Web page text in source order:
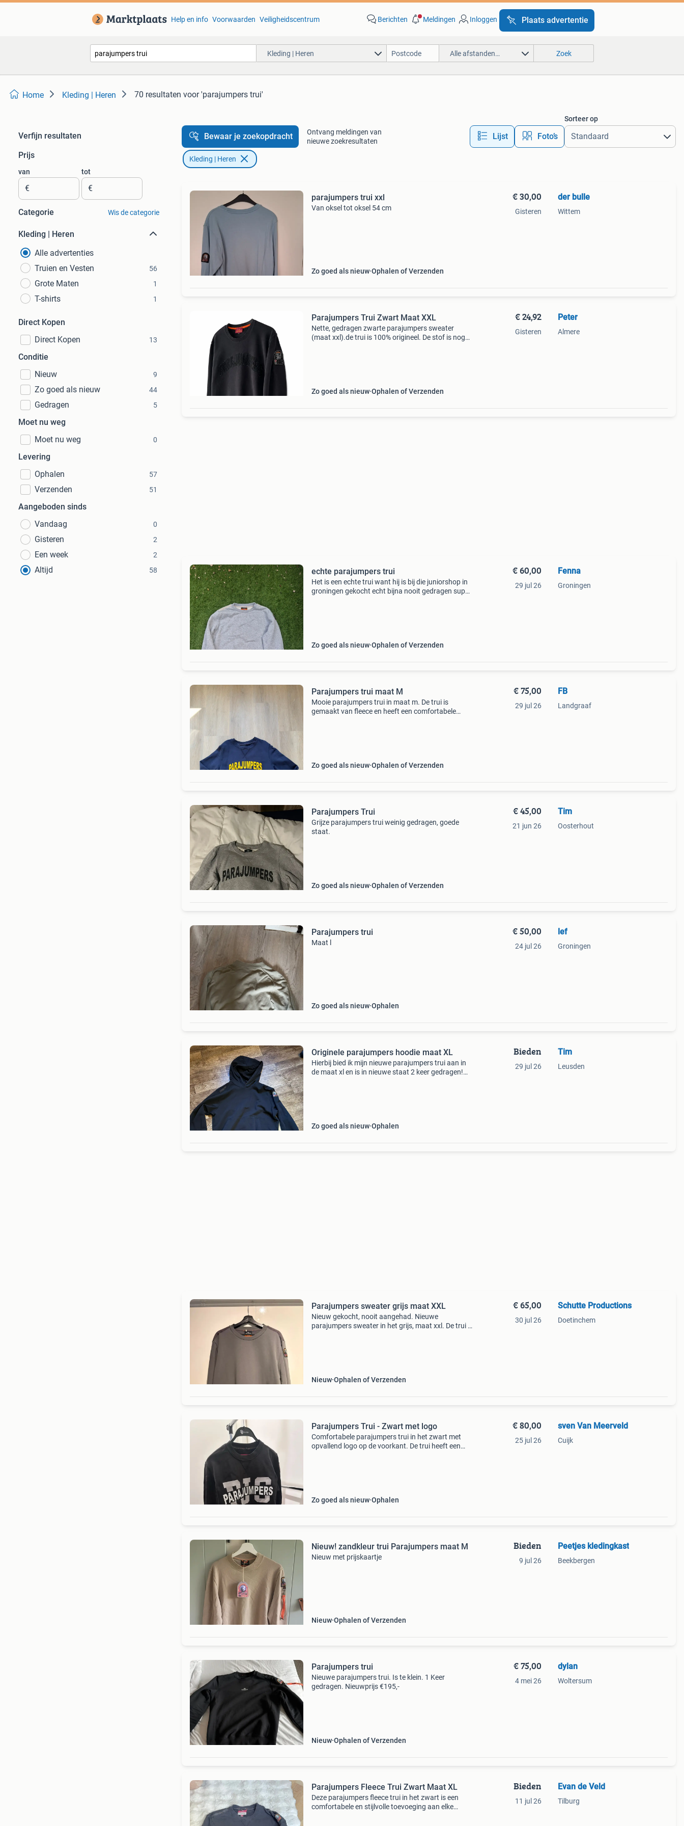
Help en info Voorwaarden Veiligheidscentrum Berichten Meldingen Inloggen Plaats advertentie
Kleding | Heren Alle afstanden… Zoek
Home Kleding | Heren 70 resultaten voor 'parajumpers trui'
Verfijn resultaten
Prijs
van
€
tot
€
Categorie Wis de categorie
Kleding | Heren
Alle advertenties
Truien en Vesten
56
Grote Maten 1
T-shirts 1
Direct Kopen
Direct Kopen
13
Conditie
Nieuw
9
Zo goed als nieuw 44
Gedragen 5
Moet nu weg
Moet nu weg
0
Levering
Ophalen
57
Verzenden 51
Aangeboden sinds
Vandaag
0
Gisteren 2
Een week 2
Altijd 58
Bewaar je zoekopdracht
Ontvang meldingen van
nieuwe zoekresultaten
Lijst Foto’s
Sorteer op
Kleding | Heren
parajumpers trui xxl
Van oksel tot oksel 54 cm
Zo goed als nieuw Ophalen of Verzenden
€ 30,00
Gisteren
der bulle
Wittem
Parajumpers Trui Zwart Maat XXL
Nette, gedragen zwarte parajumpers sweater
(maat xxl).de trui is 100% origineel. De stof is nog
Zo goed als nieuw Ophalen of Verzenden
€ 24,92
Gisteren
Peter
Almere
echte parajumpers trui
Het is een echte trui want hij is bij die juniorshop in
groningen gekocht echt bijna nooit gedragen super
Zo goed als nieuw Ophalen of Verzenden
€ 60,00
29 jul 26
Fenna
Groningen
Parajumpers trui maat M
Mooie parajumpers trui in maat m. De trui is
gemaakt van fleece en heeft een comfortabele
Zo goed als nieuw Ophalen of Verzenden
€ 75,00
29 jul 26
FB
Landgraaf
Parajumpers Trui
Grijze parajumpers trui weinig gedragen, goede
staat.
Zo goed als nieuw Ophalen of Verzenden
€ 45,00
21 jun 26
Tim
Oosterhout
Parajumpers trui
Maat l
Zo goed als nieuw Ophalen
€ 50,00
24 jul 26
lef
Groningen
Originele parajumpers hoodie maat XL
Hierbij bied ik mijn nieuwe parajumpers trui aan in
de maat xl en is in nieuwe staat 2 keer gedragen!
Zo goed als nieuw Ophalen
Bieden
29 jul 26
Tim
Leusden
Parajumpers sweater grijs maat XXL
Nieuw gekocht, nooit aangehad. Nieuwe
parajumpers sweater in het grijs, maat xxl. De trui is
Nieuw Ophalen of Verzenden
€ 65,00
30 jul 26
Schutte Productions
Doetinchem
Parajumpers Trui - Zwart met logo
Comfortabele parajumpers trui in het zwart met
opvallend logo op de voorkant. De trui heeft een
Zo goed als nieuw Ophalen
€ 80,00
25 jul 26
sven Van Meerveld
Cuijk
Nieuw! zandkleur trui Parajumpers maat M
Nieuw met prijskaartje
Nieuw Ophalen of Verzenden
Bieden
9 jul 26
Peetjes kledingkast
Beekbergen
Parajumpers trui
Nieuwe parajumpers trui. Is te klein. 1 Keer
gedragen. Nieuwprijs €195,-
Nieuw Ophalen of Verzenden
€ 75,00
4 mei 26
dylan
Woltersum
Parajumpers Fleece Trui Zwart Maat XL
Deze parajumpers fleece trui in het zwart is een
comfortabele en stijlvolle toevoeging aan elke
Bieden
11 jul 26
Evan de Veld
Tilburg